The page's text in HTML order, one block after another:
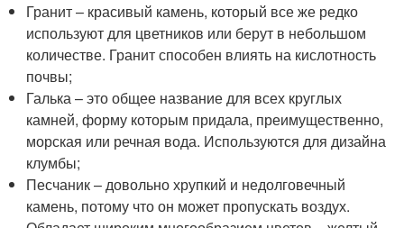
Гранит – красивый камень, который все же редко
используют для цветников или берут в небольшом
количестве. Гранит способен влиять на кислотность
почвы;
Галька – это общее название для всех круглых
камней, форму которым придала, преимущественно,
морская или речная вода. Используются для дизайна
клумбы;
Песчаник – довольно хрупкий и недолговечный
камень, потому что он может пропускать воздух.